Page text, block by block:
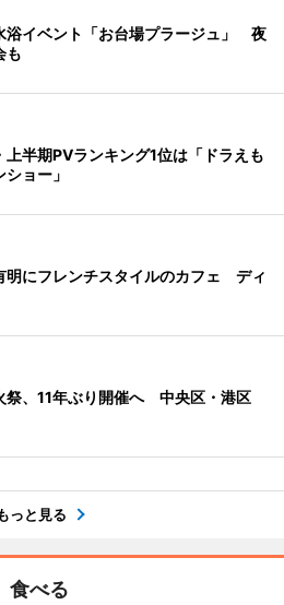
浴イベント「お台場プラージュ」 夜
も
上半期PVランキング1位は「ドラえも
ョー」
明にフレンチスタイルのカフェ ディ
祭、11年ぶり開催へ 中央区・港区
っと見る
食べる